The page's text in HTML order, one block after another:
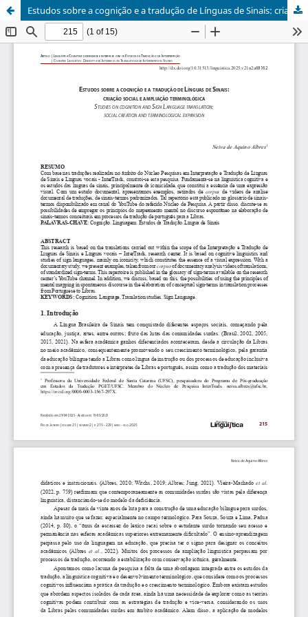
Estudos sobre a cognição e a tradução de Línguas de Sinais: criação social e ampliação terminológica